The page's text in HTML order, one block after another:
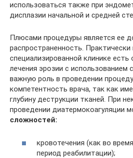
использоваться также при
дисплазии начальной и средней
Плюсами процедуры является ее
распространенность.
специализированной клинике
лечения эрозии с использованием
важную роль в проведении
компетентность врача, так как
глубину деструкции тканей. При
проведении диатермокоагуляции
сложностей:
кровотечения (как во
период реабилитации);